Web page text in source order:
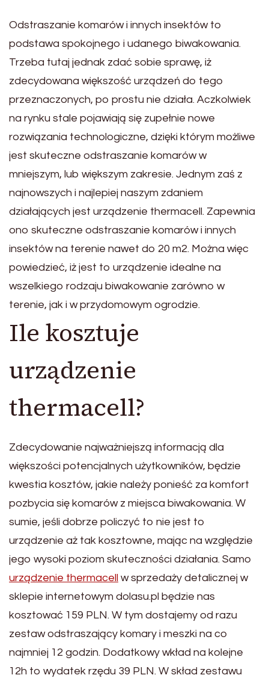
Odstraszanie komarów i innych insektów to
podstawa spokojnego i udanego biwakowania.
Trzeba tutaj jednak zdać sobie sprawę, iż
zdecydowana większość urządzeń do tego
przeznaczonych, po prostu nie działa. Aczkolwiek
na rynku stale pojawiają się zupełnie nowe
rozwiązania technologiczne, dzięki którym możliwe
jest skuteczne odstraszanie komarów w
mniejszym, lub większym zakresie. Jednym zaś z
najnowszych i najlepiej naszym zdaniem
działających jest urządzenie thermacell. Zapewnia
ono skuteczne odstraszanie komarów i innych
insektów na terenie nawet do 20 m2. Można więc
powiedzieć, iż jest to urządzenie idealne na
wszelkiego rodzaju biwakowanie zarówno w
terenie, jak i w przydomowym ogrodzie.
Ile kosztuje
urządzenie
thermacell?
Zdecydowanie najważniejszą informacją dla
większości potencjalnych użytkowników, będzie
kwestia kosztów, jakie należy ponieść za komfort
pozbycia się komarów z miejsca biwakowania. W
sumie, jeśli dobrze policzyć to nie jest to
urządzenie aż tak kosztowne, mając na względzie
jego wysoki poziom skuteczności działania. Samo
urządzenie thermacell w sprzedaży detalicznej w
sklepie internetowym dolasu.pl będzie nas
kosztować 159 PLN. W tym dostajemy od razu
zestaw odstraszający komary i meszki na co
najmniej 12 godzin. Dodatkowy wkład na kolejne
12h to wydatek rzędu 39 PLN. W skład zestawu